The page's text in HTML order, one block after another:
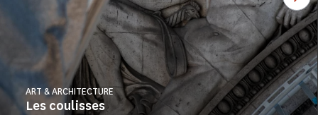
Les coulisses
ART & ARCHITECTURE